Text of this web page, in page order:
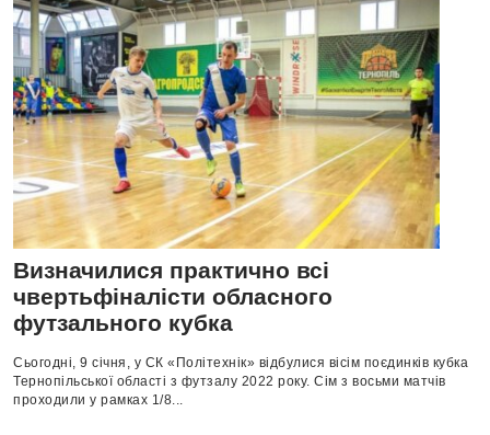
Визначилися практично всі
чвертьфіналісти обласного
футзального кубка
Сьогодні, 9 січня, у СК «Політехнік» відбулися вісім поєдинків кубка
Тернопільської області з футзалу 2022 року. Сім з восьми матчів
проходили у рамках 1/8...